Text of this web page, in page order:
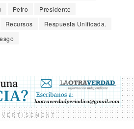
Petro
Presidente
Recursos
Respuesta Unificada.